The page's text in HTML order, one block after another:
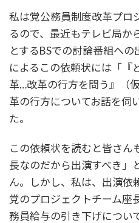
私は党公務員制度改革プロ
るので、最近もテレビ局か
とするBSでの討論番組へ
によるこの依頼状には「『
革…改革の行方を問う』（
革の行方についてお話を伺
た。
この依頼状を読むと皆さん
長なのだから出演すべき」
ん。しかし、私は、出演依
党のプロジェクトチーム座
務員給与の引き下げについ